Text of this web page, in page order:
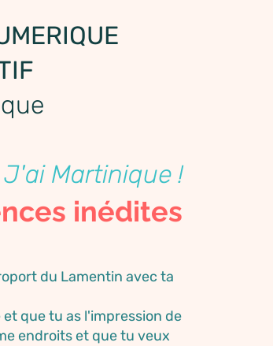
Martinique !
inédites
du Lamentin avec ta
que tu as l'impression de
endroits et que tu veux